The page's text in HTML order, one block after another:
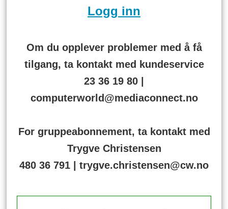
Logg inn
Om du opplever problemer med å få
tilgang, ta kontakt med kundeservice
23 36 19 80 |
computerworld@mediaconnect.no
For gruppeabonnement, ta kontakt med
Trygve Christensen
480 36 791 | trygve.christensen@cw.no